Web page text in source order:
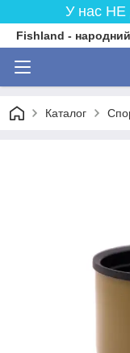
У нас НЕ
Fishland -
Каталог